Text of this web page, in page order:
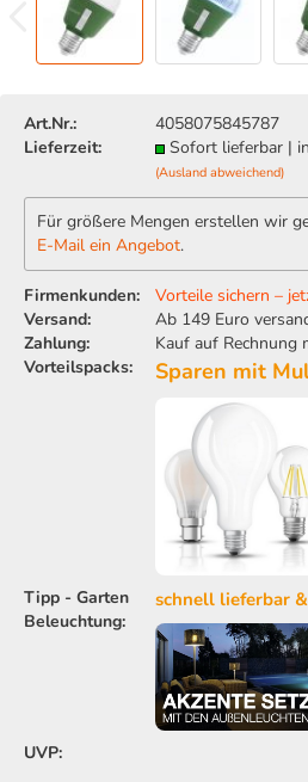
Art.Nr.:
4058075845787
Lieferzeit:
Sofort lieferbar |
(Ausland abweichend)
Für größere Mengen erstellen wir
E-Mail ein Angebot.
Firmenkunden:
Vorteile sichern –
Versand:
Ab 149 Euro
Zahlung:
Kauf auf Rechnung
Vorteilspacks:
Sparen mit
Tipp - Garten
Beleuchtung:
schnell lieferbar
UVP: